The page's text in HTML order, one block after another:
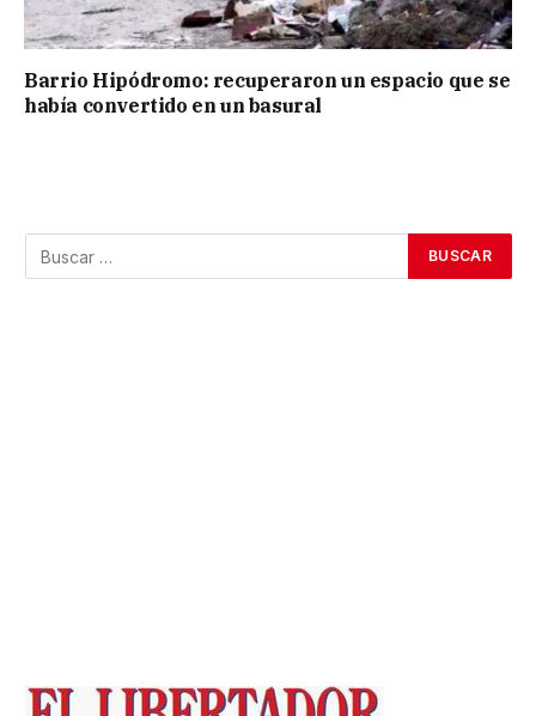
Barrio Hipódromo: recuperaron un espacio que se
había convertido en un basural